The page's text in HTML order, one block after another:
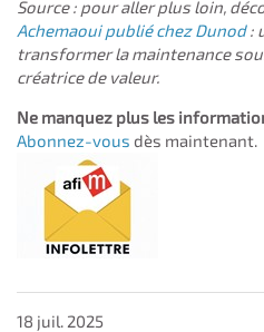
Source : pour aller plus loin,
Achemaoui publié chez Dunod:
transformer la maintenance
créatrice de valeur.
Ne manquez plus les
Abonnez-vous dès maintenant.
18 juil. 2025